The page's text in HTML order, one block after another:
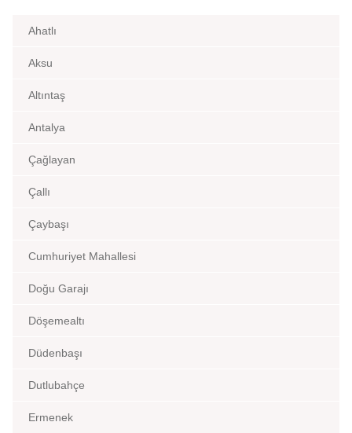
Ahatlı
Aksu
Altıntaş
Antalya
Çağlayan
Çallı
Çaybaşı
Cumhuriyet Mahallesi
Doğu Garajı
Döşemealtı
Düdenbaşı
Dutlubahçe
Ermenek